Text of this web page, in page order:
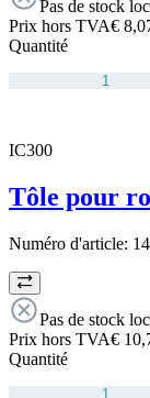
Pas de stock
Prix hors TVA€
Quantité
IC300
Tôle pour
Numéro d'article:
Pas de stock
Prix hors TVA€
Quantité